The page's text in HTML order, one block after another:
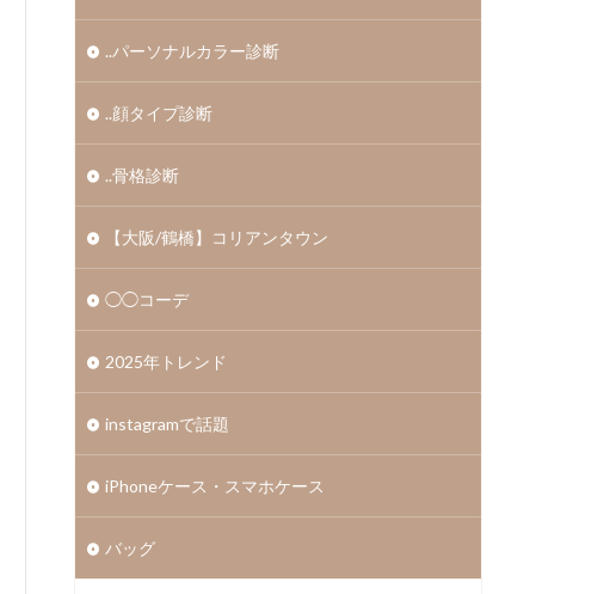
..パーソナルカラー診断
..顔タイプ診断
..骨格診断
【大阪/鶴橋】コリアンタウン
◯◯コーデ
2025年トレンド
instagramで話題
iPhoneケース・スマホケース
バッグ